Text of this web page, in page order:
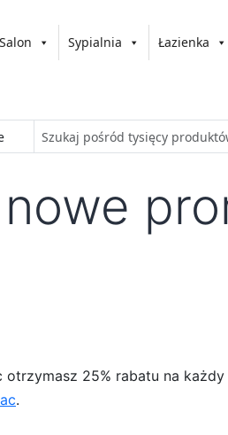
Salon Sypialnia Łazienka
25% rabatu na
.